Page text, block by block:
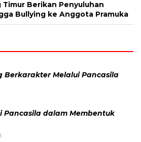
Timur Berikan Penyuluhan
Bullying ke Anggota Pramuka
Berkarakter Melalui Pancasila
Pancasila dalam Membentuk